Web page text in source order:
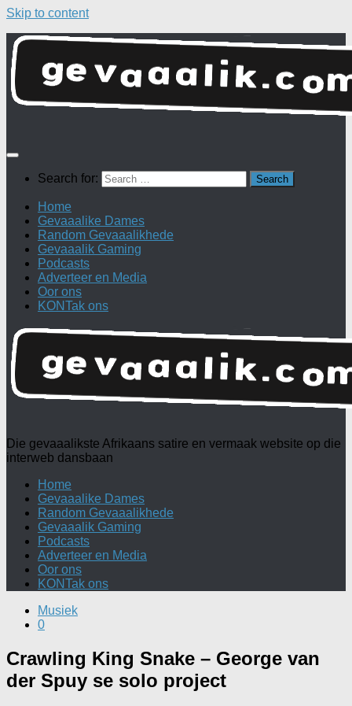
Skip to content
Search for:
Home
Gevaaalike Dames
Random Gevaaalikhede
Gevaaalik Gaming
Podcasts
Adverteer en Media
Oor ons
KONTak ons
Die gevaaalikste Afrikaans satire en vermaak website op die
interweb dansbaan
Home
Gevaaalike Dames
Random Gevaaalikhede
Gevaaalik Gaming
Podcasts
Adverteer en Media
Oor ons
KONTak ons
Musiek
0
Crawling King Snake – George van
der Spuy se solo project